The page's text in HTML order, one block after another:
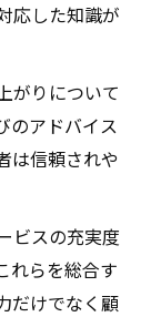
応した知識が
がりについて
のアドバイス
は信頼されや
ビスの充実度
れらを総合す
だけでなく顧